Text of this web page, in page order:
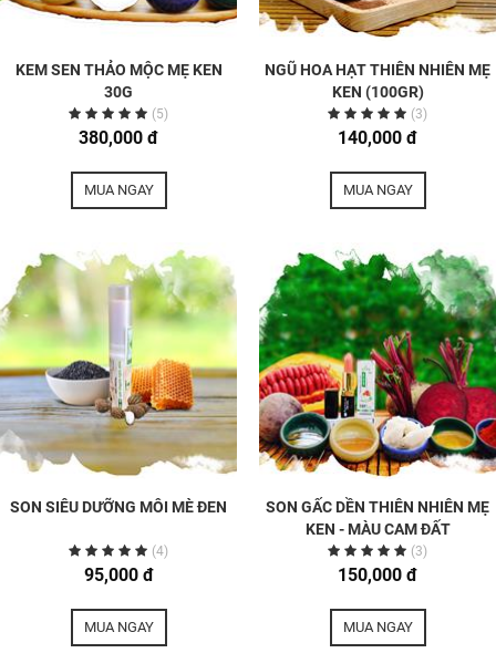
KEM SEN THẢO MỘC MẸ KEN
30G
(5)
380,000 đ
MUA NGAY
NGŨ HOA HẠT THIÊN NHIÊN MẸ
KEN (100GR)
(3)
140,000 đ
MUA NGAY
SON SIÊU DƯỠNG MÔI MÈ ĐEN
(4)
95,000 đ
MUA NGAY
SON GẤC DỀN THIÊN NHIÊN MẸ
KEN - MÀU CAM ĐẤT
(3)
150,000 đ
MUA NGAY